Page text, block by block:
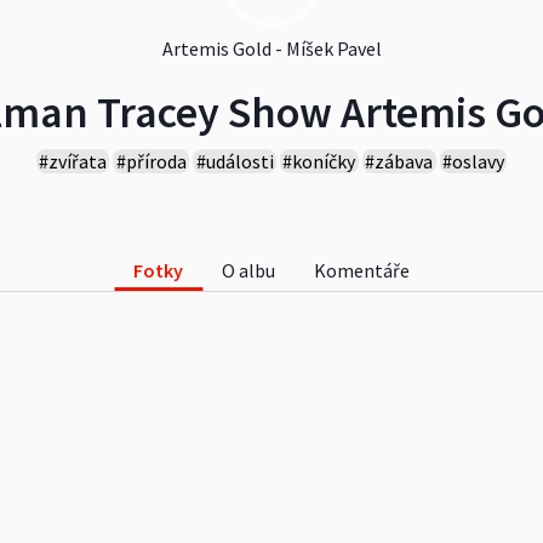
Artemis Gold - Míšek Pavel
Tracey Show Artemis
#zvířata #příroda #události #koníčky #zábava #oslavy
Fotky O albu Komentáře